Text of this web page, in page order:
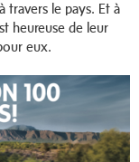
travers le pays. Et à
heureuse de leur
eux.